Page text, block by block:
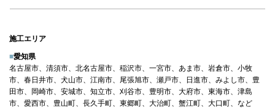
施工エリア
■愛知県
名古屋市、清須市、北名古屋市、稲沢市、一宮市、あま市、岩倉市、小牧
市、春日井市、犬山市、江南市、尾張旭市、瀬戸市、日進市、みよし市、豊
田市、岡崎市、安城市、知立市、刈谷市、豊明市、大府市、東海市、津島
市、愛西市、豊山町、長久手町、東郷町、大治町、蟹江町、大口町、など